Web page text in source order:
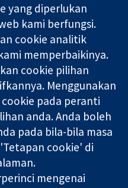
Hubungi kita
Berita
Pejabat
akhbar
Perihal Kami
Pekerjaan
Cochrane
Library
amal (no. 1045921) dan
(no. 03044323) yang
pendaftaran VAT GB 718
yang diperlukan
kami berfungsi.
cookie analitik
memperbaikinya.
cookie pilihan
Menggunakan
pada peranti
anda. Anda boleh
pada bila-bila masa
cookie' di
mengenai